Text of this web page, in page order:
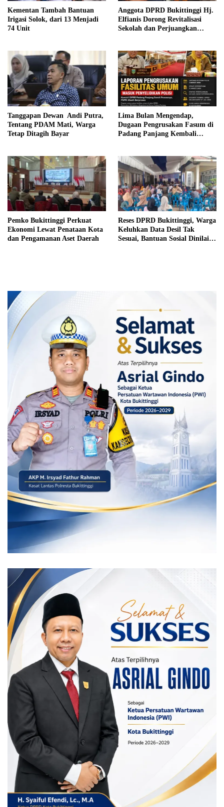
Kementan Tambah Bantuan
Irigasi Solok, dari 13 Menjadi
74 Unit
Anggota DPRD Bukittinggi Hj.
Elfianis Dorong Revitalisasi
Sekolah dan Perjuangkan
Tanggapan Dewan Andi Putra,
Tentang PDAM Mati, Warga
Tetap Ditagih Bayar
Lima Bulan Mengendap,
Dugaan Pengrusakan Fasum di
Padang Panjang Kembali
Pemko Bukittinggi Perkuat
Ekonomi Lewat Penataan Kota
dan Pengamanan Aset Daerah
Reses DPRD Bukittinggi, Warga
Keluhkan Data Desil Tak
Sesuai, Bantuan Sosial Dinilai